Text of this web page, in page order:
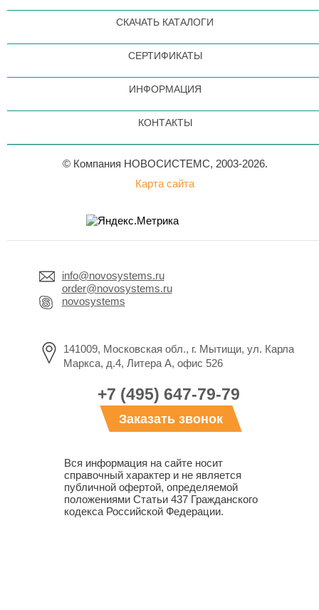
СКАЧАТЬ КАТАЛОГИ
СЕРТИФИКАТЫ
ИНФОРМАЦИЯ
КОНТАКТЫ
© Компания НОВОСИСТЕМС, 2003-2026.
Карта сайта
info@novosystems.ru
order@novosystems.ru
novosystems
141009, Московская обл., г. Мытищи, ул. Карла
Маркса, д.4, Литера А, офис 526
+7 (495) 647-79-79
Заказать звонок
Вся информация на сайте носит
справочный характер и не является
публичной офертой, определяемой
положениями Статьи 437 Гражданского
кодекса Российской Федерации.